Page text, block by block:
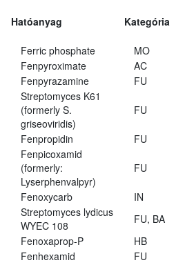
Hatóanyag Kategória
Ferric phosphate
MO
Fenpyroximate
AC
Fenpyrazamine
FU
Streptomyces K61
(formerly S.
griseoviridis)
FU
Fenpropidin FU
Fenpicoxamid
(formerly:
Lyserphenvalpyr)
FU
Fenoxycarb IN
Streptomyces lydicus
WYEC 108
FU, BA
Fenoxaprop-P
HB
Fenhexamid
FU